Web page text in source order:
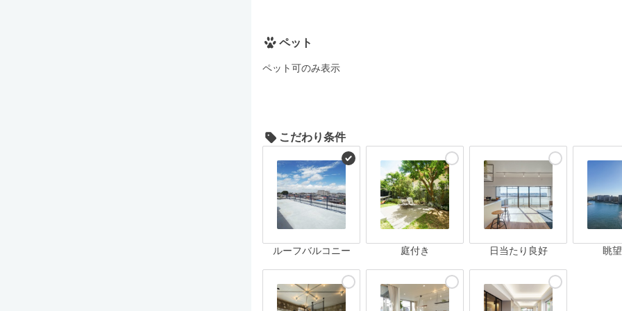
ペット
ペット可のみ表示
こだわり条件
ルーフバルコニー 庭付き 日当たり良好 眺